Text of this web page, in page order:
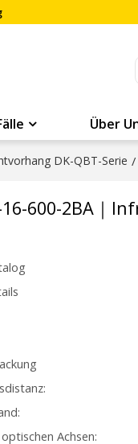
Über
DK-QBT-Serie /
600-2BA｜
Achsen: